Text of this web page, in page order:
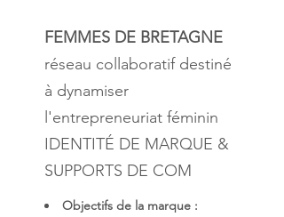
FEMMES DE BRETAGNE
réseau collaboratif destiné
à dynamiser
l'entrepreneuriat féminin
IDENTITÉ DE MARQUE &
SUPPORTS DE COM
Objectifs de la marque :